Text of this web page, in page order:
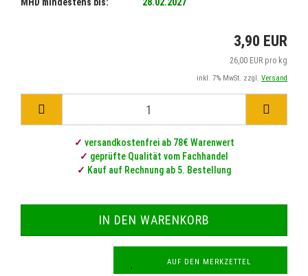
3,90 EUR
26,00 EUR pro kg
inkl. 7% MwSt. zzgl. Versand
✓ versandkostenfrei ab 78€ Warenwert
✓ geprüfte Qualität vom Fachhandel
✓ Kauf auf Rechnung ab 5. Bestellung
AUF DEN MERKZETTEL